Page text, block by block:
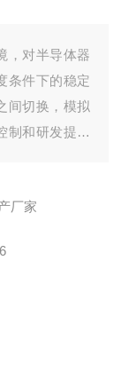
，对半导体器
条件下的稳定
间切换，模拟
制和研发提供
厂家